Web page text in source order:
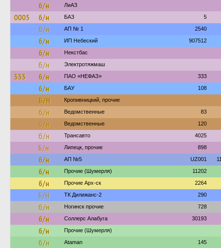
б/н ЛиАЗ
0005 б/н БАЗ 5
б/н АП № 1 2540
б/н ИП Небеский 907512
б/н Некстбас
б/н Электротяжмаш
333 б/н ПАО «НЕФАЗ» 333
б/н БАУ 108
Б/Н Кропивницкий, прочие
б/н Ведомственные 83
б/н Ведомственные 120
б/н Трансавто 4025
Б/н Липецк, прочие 898
б/н АП №5 UZ001
б/н Прочие (Шумерля) 11202
б/н Прочие Арх-ск 2264
Б/Н ТК Дилижанс-2 290
б/н Ногинск прочие 728
б/н Соллерс Алабуга 30193
б/н Прочие (Шумерля)
б/н Ataman 145